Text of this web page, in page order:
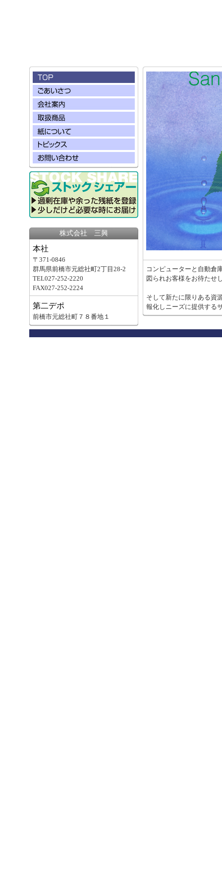
株式会社 三興
本社
〒371-0846
群馬県前橋市元総社町2丁目28-2
TEL027-252-2220
FAX027-252-2224
第二デポ
前橋市元総社町７８番地１
コンピューターと自動倉
図られお客様をお待たせ
そして新たに限りある資
報化しニーズに提供する